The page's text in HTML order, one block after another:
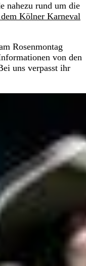
nahezu rund um die
Kölner Karneval
Rosenmontag
von den
uns verpasst ihr